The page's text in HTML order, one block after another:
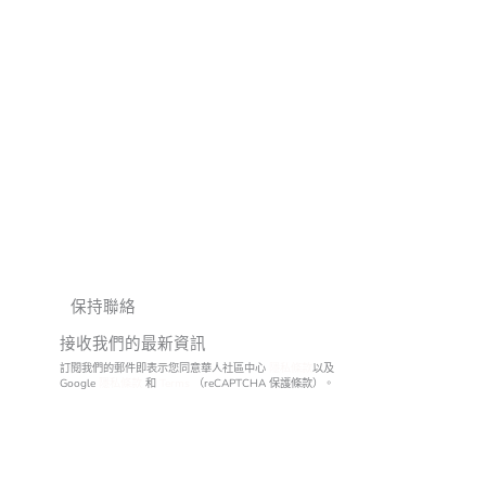
保持聯絡
接收我們的最新資訊
訂閱我們的郵件即表示您同意華人社區中心
以及
Google
和 （reCAPTCHA 保護條款）。